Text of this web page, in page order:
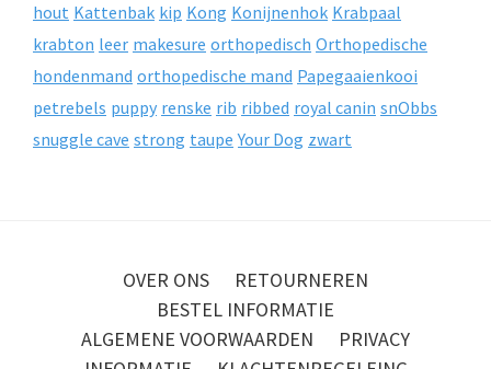
hout Kattenbak kip Kong Konijnenhok Krabpaal
krabton leer makesure orthopedisch Orthopedische
hondenmand orthopedische mand Papegaaienkooi
petrebels puppy renske rib ribbed royal canin snObbs
snuggle cave strong taupe Your Dog zwart
OVER ONS
RETOURNEREN
BESTEL INFORMATIE
ALGEMENE VOORWAARDEN
PRIVACY